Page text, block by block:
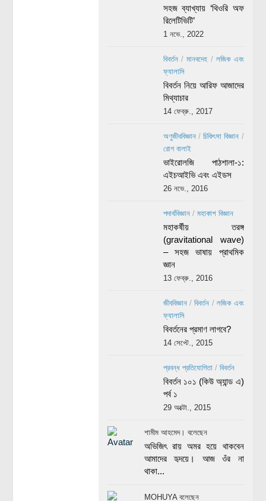
সহজ ব্যাখ্যায় ‘থিওরি অফ
রিলেটিভিটি’
1 নভে., 2022
বিবর্তন/মানবদেহ /লজিক এবং
ফ্যালাসি
বিবর্তন নিয়ে আরিফ আজাদের
মিথ্যাচার
14 ফেব্রু., 2017
অণুজীববিজ্ঞান/চিকিৎসা বিজ্ঞান /
রোগ বালাই
ভাইরোলজি পাঠশালা-১:
এইচআইভি এবং এইডস
26 নভে., 2016
পদার্থবিজ্ঞান/ মহাকাশ বিজ্ঞান
মহাকর্ষীয় তরঙ্গ
(gravitational wave)
– সহজ ভাষায় প্রাথমিক
জ্ঞান
13 ফেব্রু., 2016
জীববিজ্ঞান/বিবর্তন /লজিক এবং
ফ্যালাসি
বিবর্তনের প্রমাণ লাগবে?
14 সেপ্টে., 2015
প্রবন্ধ প্রতিযোগিতা/ বিবর্তন
বিবর্তন ১০১ (কিউ অ্যান্ড এ)
পর্ব ১
29 অক্টো., 2015
শামীম আহমেদ। বলেছেন
অভিজিৎ রায় অমর হয়ে থাকবেন
আমাদের হৃদয়ে। আজ ওঁর না
থাকা...
MOHUYA বলেছেন